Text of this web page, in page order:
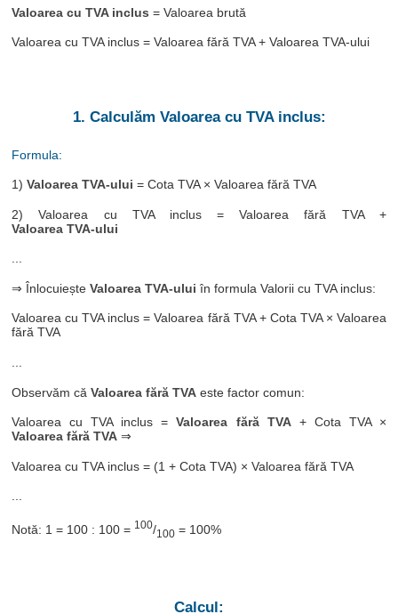
Valoarea cu TVA inclus = Valoarea brută
Valoarea cu TVA inclus = Valoarea fără TVA + Valoarea TVA-ului
1. Calculăm Valoarea cu TVA inclus:
Formula:
1)Valoarea TVA-ului = Cota TVA × Valoarea fără TVA
2) Valoarea cu TVA inclus = Valoarea fără TVA +
Valoarea TVA-ului
...
⇒ ÎnlocuieșteValoarea TVA-ului în formula Valorii cu TVA inclus:
Valoarea cu TVA inclus = Valoarea fără TVA + Cota TVA × Valoarea
fără TVA
Observăm căValoarea fără TVA este factor comun:
Valoarea cu TVA inclus =Valoarea fără TVA+ Cota TVA ×
Valoarea fără TVA ⇒
Valoarea cu TVA inclus = (1 + Cota TVA) × Valoarea fără TVA
Notă: 1 = 100 : 100 = 100/100 = 100%
Calcul: